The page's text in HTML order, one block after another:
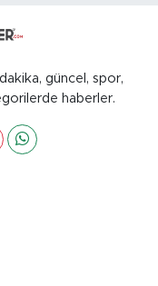
güncel, spor,
haberler.